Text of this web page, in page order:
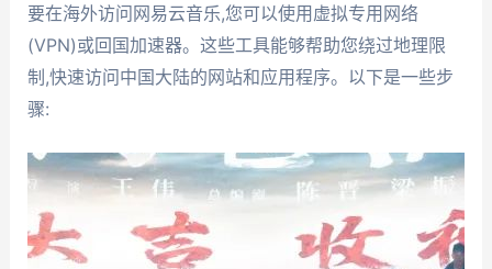
要在海外访问网易云音乐,您可以使用虚拟专用网络
(VPN)或回国加速器。这些工具能够帮助您绕过地理限
制,快速访问中国大陆的网站和应用程序。以下是一些步
骤: